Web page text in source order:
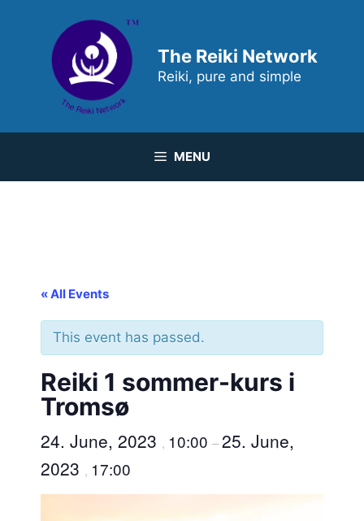
The Reiki Network
Reiki, pure and simple
MENU
« All Events
This event has passed.
Reiki 1 sommer-kurs i
Tromsø
24. June, 2023 , 10:00 – 25. June,
2023 , 17:00